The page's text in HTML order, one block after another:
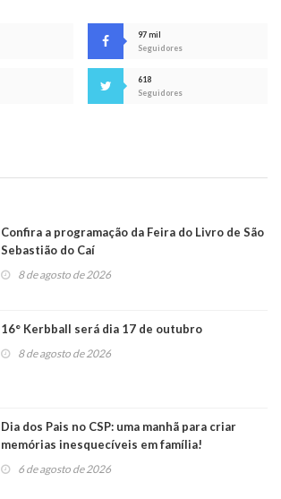
97 mil
Seguidores
618
Seguidores
Confira a programação da Feira do Livro de São
Sebastião do Caí
8 de agosto de 2026
16° Kerbball será dia 17 de outubro
8 de agosto de 2026
Dia dos Pais no CSP: uma manhã para criar
memórias inesquecíveis em família!
6 de agosto de 2026